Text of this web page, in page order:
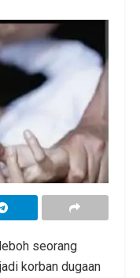
seorang
korban dugaan